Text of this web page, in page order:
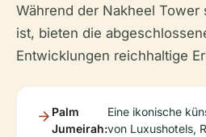
Während der Nakheel Tower
ist, bieten die
Entwicklungen reichhaltige
Palm
Jumeirah:
Eine ikonische
von Luxushotels,